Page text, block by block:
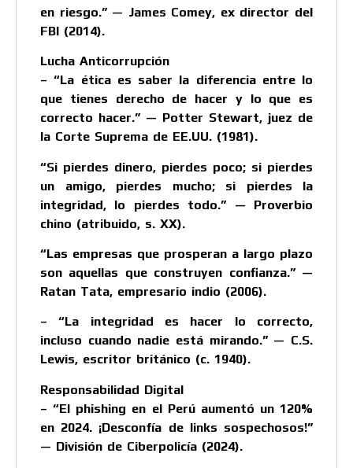
en riesgo.” — James Comey, ex director del
FBI (2014).
Lucha Anticorrupción
– “La ética es saber la diferencia entre lo
que tienes derecho de hacer y lo que es
correcto hacer.” — Potter Stewart, juez de
la Corte Suprema de EE.UU. (1981).
“Si pierdes dinero, pierdes poco; si pierdes
un amigo, pierdes mucho; si pierdes la
integridad, lo pierdes todo.” — Proverbio
chino (atribuido, s. XX).
“Las empresas que prosperan a largo plazo
son aquellas que construyen confianza.” —
Ratan Tata, empresario indio (2006).
– “La integridad es hacer lo correcto,
incluso cuando nadie está mirando.” — C.S.
Lewis, escritor británico (c. 1940).
Responsabilidad Digital
– “El phishing en el Perú aumentó un 120%
en 2024. ¡Desconfía de links sospechosos!”
— División de Ciberpolicía (2024).